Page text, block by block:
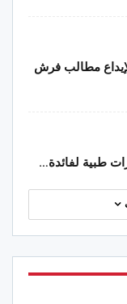
مطالب فرش
طبية لفائدة…